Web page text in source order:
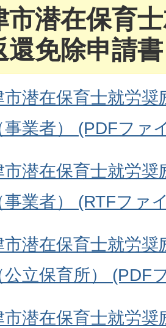
市潜在保育
還免除申請書
市潜在保育士就労奨
事業者） (PDFファ
市潜在保育士就労奨
事業者） (RTFファ
市潜在保育士就労奨
公立保育所） (PDF
市潜在保育士就労奨